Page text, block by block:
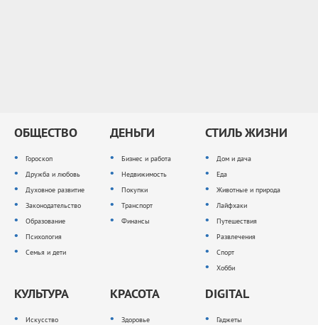
ОБЩЕСТВО
Гороскоп
Дружба и любовь
Духовное развитие
Законодательство
Образование
Психология
Семья и дети
ДЕНЬГИ
Бизнес и работа
Недвижимость
Покупки
Транспорт
Финансы
СТИЛЬ ЖИЗНИ
Дом и дача
Еда
Животные и природа
Лайфхаки
Путешествия
Развлечения
Спорт
Хобби
КУЛЬТУРА
Искусство
КРАСОТА
Здоровье
DIGITAL
Гаджеты